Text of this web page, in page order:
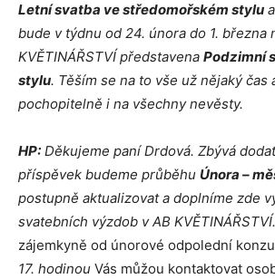
Letní svatba ve středomořském stylu
bude v týdnu od 24. února do 1. března
KVĚTINÁŘSTVÍ představena Podzimní
stylu. Těším se na to vše už nějaký čas
pochopitelně i na všechny nevěsty.
HP: Děkujeme paní Drdová. Zbývá
příspěvek budeme průběhu Února –
postupně aktualizovat a doplníme zde
svatebních výzdob v AB KVĚTINÁŘSTVÍ.
zájemkyně od únorové odpolední
17. hodinou Vás můžou kontaktovat